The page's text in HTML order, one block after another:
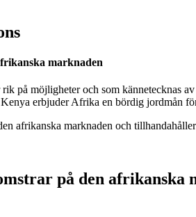
marknaden
på möjligheter och som kännetecknas
erbjuder Afrika en bördig jordmån
afrikanska marknaden och
på den afrikanska